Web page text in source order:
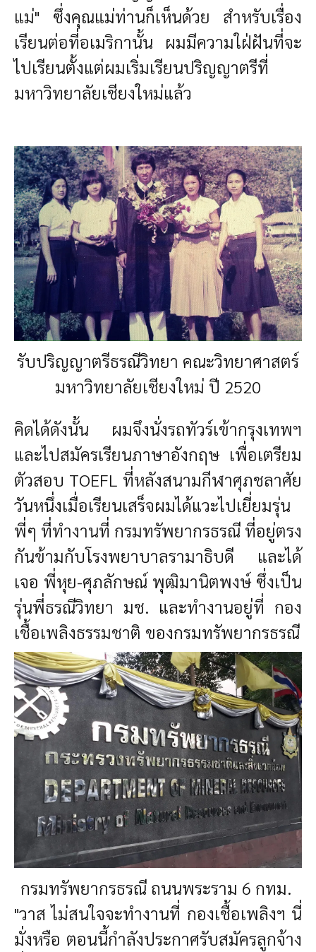
แม่" ซึ่งคุณแม่ท่านก็เห็นด้วย สำหรับเรื่อง
เรียนต่อที่อเมริกานั้น ผมมีความใฝ่ฝันที่จะ
ไปเรียนตั้งแต่ผมเริ่มเรียนปริญญาตรีที่
มหาวิทยาลัยเชียงใหม่แล้ว
รับปริญญาตรีธรณีวิทยา คณะวิทยาศาสตร์
มหาวิทยาลัยเชียงใหม่ ปี 2520
คิดได้ดังนั้น ผมจึงนั่งรถทัวร์เข้ากรุงเทพฯ
และไปสมัครเรียนภาษาอังกฤษ เพื่อเตรียม
ตัวสอบ TOEFL ที่หลังสนามกีฬาศุภชลาศัย
วันหนึ่งเมื่อเรียนเสร็จผมได้แวะไปเยี่ยมรุ่น
พี่ๆ ที่ทำงานที่ กรมทรัพยากรธรณี ที่อยู่ตรง
กันข้ามกับโรงพยาบาลรามาธิบดี และได้
เจอ พี่หุย-ศุภลักษณ์ พุฒิมานิตพงษ์ ซึ่งเป็น
รุ่นพี่ธรณีวิทยา มช. และทำงานอยู่ที่ กอง
เชื้อเพลิงธรรมชาติ ของกรมทรัพยากรธรณี
กรมทรัพยากรธรณี ถนนพระราม 6 กทม.
"วาส ไม่สนใจจะทำงานที่ กองเชื้อเพลิงฯ นี่
มั่งหรือ ตอนนี้กำลังประกาศรับสมัครลูกจ้าง